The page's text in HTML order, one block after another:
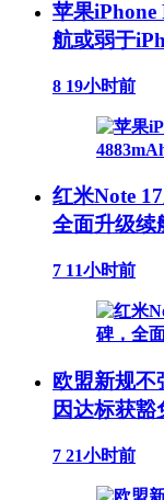
苹果
航或弱于
8 19小时前
红米Note
全面升级续
7 11小时前
欧盟新规不
因达标获豁
7 21小时前